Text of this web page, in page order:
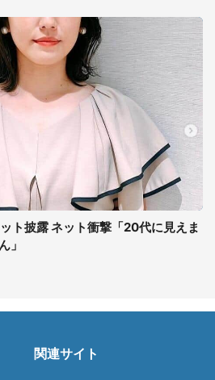
ト披露 ネット衝撃「20代に見えま
」
関連サイト